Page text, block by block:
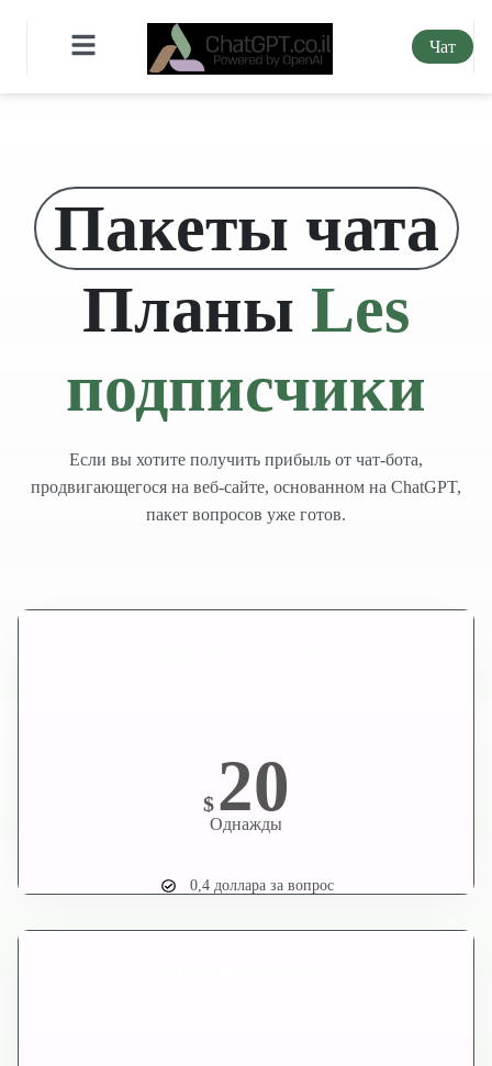
Чат
Пакеты чата
Планы Les
подписчики
Если вы хотите получить прибыль от чат-бота,
продвигающегося на веб-сайте, основанном на ChatGPT,
пакет вопросов уже готов.
$ 20
Однажды
0,4 доллара за вопрос